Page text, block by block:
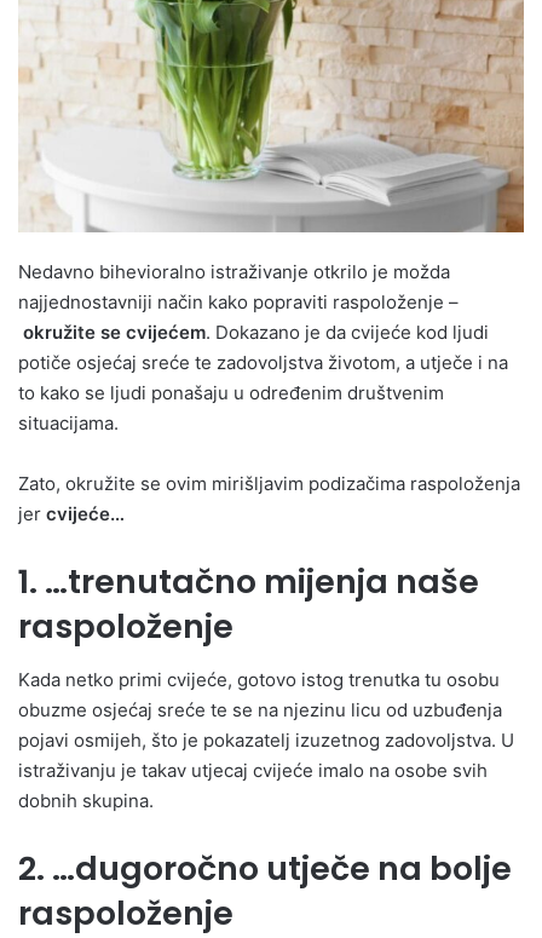
Nedavno bihevioralno istraživanje otkrilo je možda
najjednostavniji način kako popraviti raspoloženje –
okružite se cvijećem. Dokazano je da cvijeće kod ljudi
potiče osjećaj sreće te zadovoljstva životom, a utječe i na
to kako se ljudi ponašaju u određenim društvenim
situacijama.
Zato, okružite se ovim mirišljavim podizačima raspoloženja
jer cvijeće…
1. …trenutačno mijenja naše
raspoloženje
Kada netko primi cvijeće, gotovo istog trenutka tu osobu
obuzme osjećaj sreće te se na njezinu licu od uzbuđenja
pojavi osmijeh, što je pokazatelj izuzetnog zadovoljstva. U
istraživanju je takav utjecaj cvijeće imalo na osobe svih
dobnih skupina.
2. …dugoročno utječe na bolje
raspoloženje